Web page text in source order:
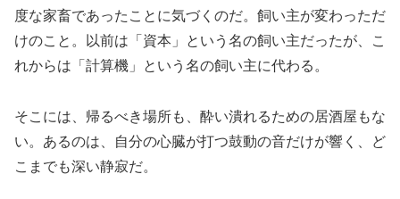
度な家畜であったことに気づくのだ。飼い主が変わっただ
けのこと。以前は「資本」という名の飼い主だったが、こ
れからは「計算機」という名の飼い主に代わる。
そこには、帰るべき場所も、酔い潰れるための居酒屋もな
い。あるのは、自分の心臓が打つ鼓動の音だけが響く、ど
こまでも深い静寂だ。